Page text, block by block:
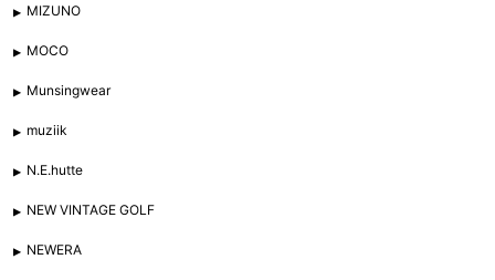
MIZUNO
MOCO
Munsingwear
muziik
N.E.hutte
NEW VINTAGE GOLF
NEWERA